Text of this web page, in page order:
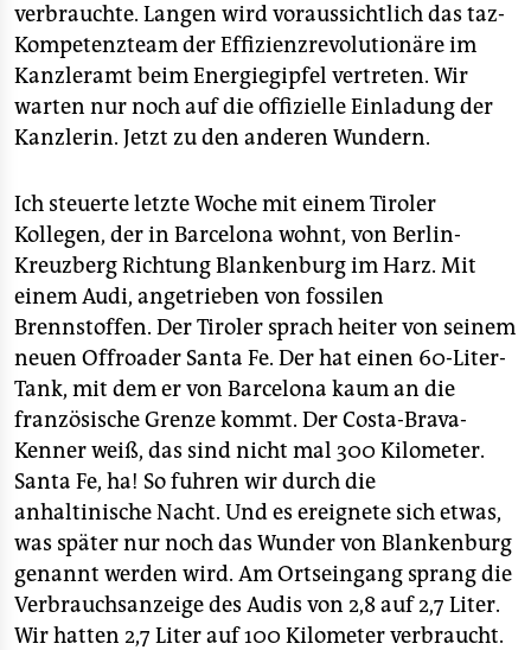
fragen & hilfe
unterstützen
abo
epaper login
verbrauchte. Langen wird voraussichtlich das taz-
Kompetenzteam der Effizienzrevolutionäre im
Kanzleramt beim Energiegipfel vertreten. Wir
warten nur noch auf die offizielle Einladung der
Kanzlerin. Jetzt zu den anderen Wundern.
Ich steuerte letzte Woche mit einem Tiroler
Kollegen, der in Barcelona wohnt, von Berlin-
Kreuzberg Richtung Blankenburg im Harz. Mit
einem Audi, angetrieben von fossilen
Brennstoffen. Der Tiroler sprach heiter von seinem
neuen Offroader Santa Fe. Der hat einen 60-Liter-
Tank, mit dem er von Barcelona kaum an die
französische Grenze kommt. Der Costa-Brava-
Kenner weiß, das sind nicht mal 300 Kilometer.
Santa Fe, ha! So fuhren wir durch die
anhaltinische Nacht. Und es ereignete sich etwas,
was später nur noch das Wunder von Blankenburg
genannt werden wird. Am Ortseingang sprang die
Verbrauchsanzeige des Audis von 2,8 auf 2,7 Liter.
Wir hatten 2,7 Liter auf 100 Kilometer verbraucht.